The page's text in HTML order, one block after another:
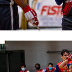
Calendario